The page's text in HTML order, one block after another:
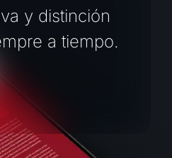
y distinción
a tiempo.